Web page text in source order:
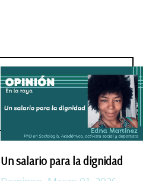
Un salario para la dignidad